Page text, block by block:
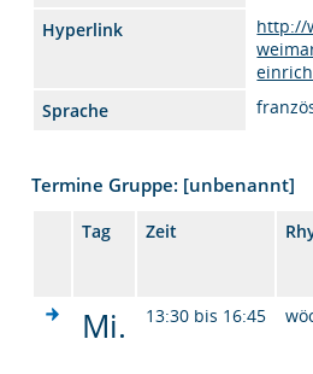
Hyperlink
http://
Sprache
Termine Gruppe: [unbenannt]
Tag Zeit
Mi. 13:30 bis 16:45